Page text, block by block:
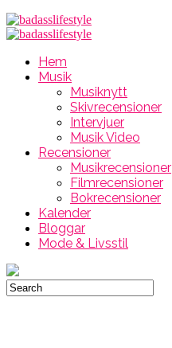
Hem
Musik
Musiknytt
Skivrecensioner
Intervjuer
Musik Video
Recensioner
Musikrecensioner
Filmrecensioner
Bokrecensioner
Kalender
Bloggar
Mode & Livsstil